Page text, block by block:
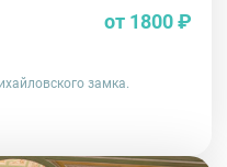
от 1800 ₽
замка.